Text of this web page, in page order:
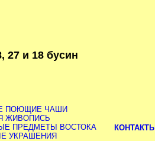
27 и 18 бусин
ПОЮЩИЕ ЧАШИ
ЖИВОПИСЬ
ПРЕДМЕТЫ ВОСТОКА
УКРАШЕНИЯ
КОНТАКТЫ